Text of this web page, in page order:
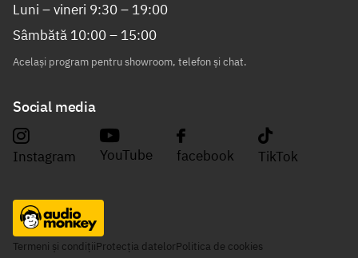
Luni – vineri 9:30 – 19:00
Sâmbătă 10:00 – 15:00
Același program pentru showroom, telefon și chat.
Social media
Instagram YouTube facebook TikTok
Termeni și condițiiProtecția datelorPolitica de cookies